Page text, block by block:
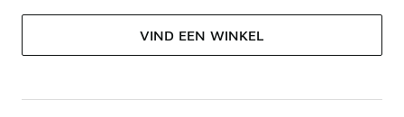
VIND EEN WINKEL